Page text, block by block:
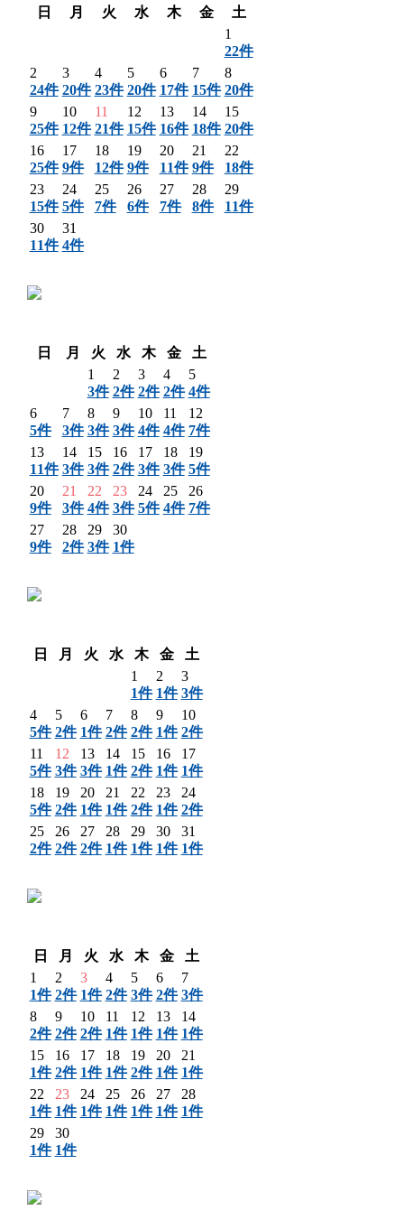
日 月 火 水 木 金
土
1
22件
2
24件
3
20件
4
23件
5
20件
6
17件
7
15件
8
20件
9
25件
10
12件
11
21件
12
15件
13
16件
14
18件
15
20件
16
25件
17
9件
18
12件
19
9件
20
11件
21
9件
22
18件
23
15件
24
5件
25
7件
26
6件
27
7件
28
8件
29
11件
30
11件
31
4件
日
月 火 水 木 金
土
1
3件
2
2件
3
2件
4
2件
5
4件
6
5件
7
3件
8
3件
9
3件
10
4件
11
4件
12
7件
13
11件
14
3件
15
3件
16
2件
17
3件
18
3件
19
5件
20
9件
21
3件
22
4件
23
3件
24
5件
25
4件
26
7件
27
9件
28
2件
29
3件
30
1件
日
月 火 水 木 金
土
1
1件
2
1件
3
3件
4
5件
5
2件
6
1件
7
2件
8
2件
9
1件
10
2件
11
5件
12
3件
13
3件
14
1件
15
2件
16
1件
17
1件
18
5件
19
2件
20
1件
21
1件
22
2件
23
1件
24
2件
25
2件
26
2件
27
2件
28
1件
29
1件
30
1件
31
1件
日
月 火 水 木 金
土
1
1件
2
2件
3
1件
4
2件
5
3件
6
2件
7
3件
8
2件
9
2件
10
2件
11
1件
12
1件
13
1件
14
1件
15
1件
16
2件
17
1件
18
1件
19
2件
20
1件
21
1件
22
1件
23
1件
24
1件
25
1件
26
1件
27
1件
28
1件
29
1件
30
1件